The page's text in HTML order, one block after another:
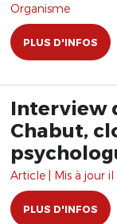
Organisme
PLUS D'INFOS
Interview
Chabut,
Article | Mis à jour il
PLUS D'INFOS